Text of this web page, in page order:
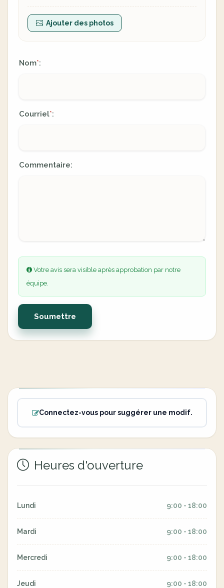
Ajouter des photos
Nom*:
Courriel*:
Commentaire:
Votre avis sera visible après approbation par notre
équipe.
Soumettre
Connectez-vous pour suggérer une modif.
Heures d'ouverture
Lundi 9:00 - 18:00
Mardi 9:00 - 18:00
Mercredi 9:00 - 18:00
Jeudi 9:00 - 18:00